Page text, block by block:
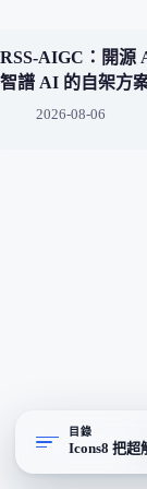
RSS-AIGC：開源
智譜 AI 的自架方
2026-08-06
目錄
Icons8 把超